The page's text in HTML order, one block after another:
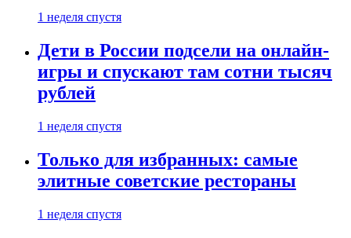
1 неделя спустя
Дети в России подсели на онлайн-
игры и спускают там сотни тысяч
рублей
1 неделя спустя
Только для избранных: самые
элитные советские рестораны
1 неделя спустя